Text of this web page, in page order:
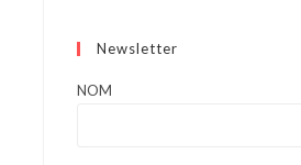
Newsletter
NOM